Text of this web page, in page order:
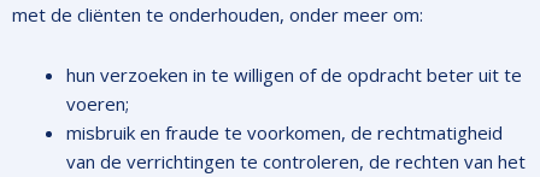
met de cliënten te onderhouden, onder meer om:
hun verzoeken in te willigen of de opdracht beter uit te
voeren;
misbruik en fraude te voorkomen, de rechtmatigheid
van de verrichtingen te controleren, de rechten van het